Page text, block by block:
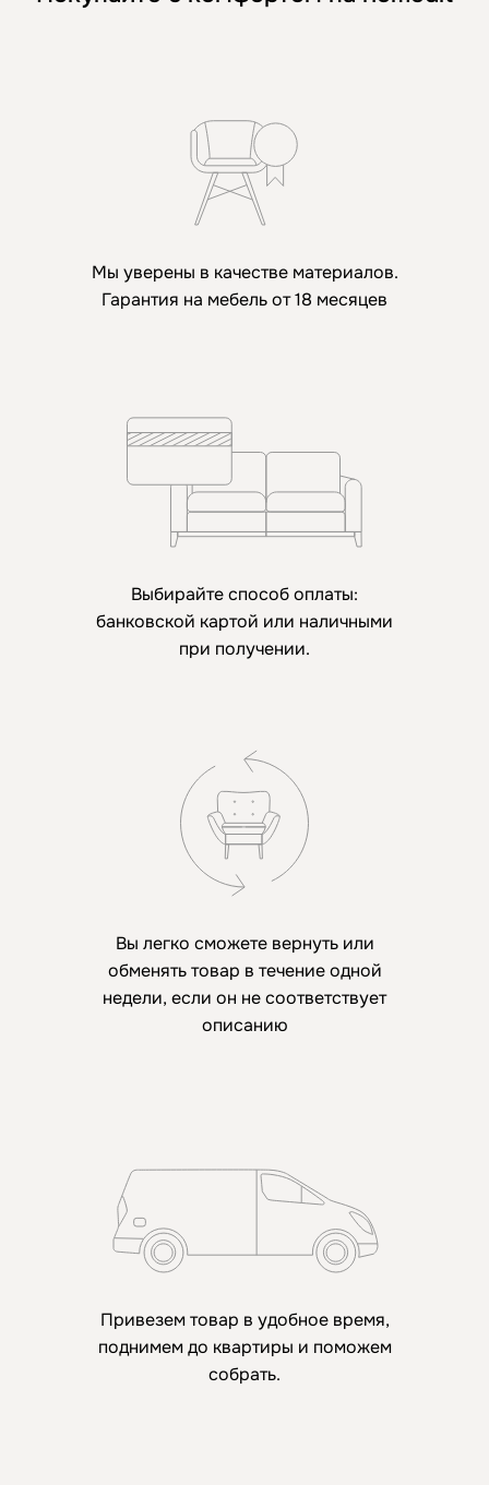
Мы уверены в качестве материалов.
Гарантия на мебель от 18 месяцев
Выбирайте способ оплаты:
банковской картой или наличными
при получении.
Вы легко сможете вернуть или
обменять товар в течение одной
недели, если он не соответствует
описанию
Привезем товар в удобное время,
поднимем до квартиры и поможем
собрать.